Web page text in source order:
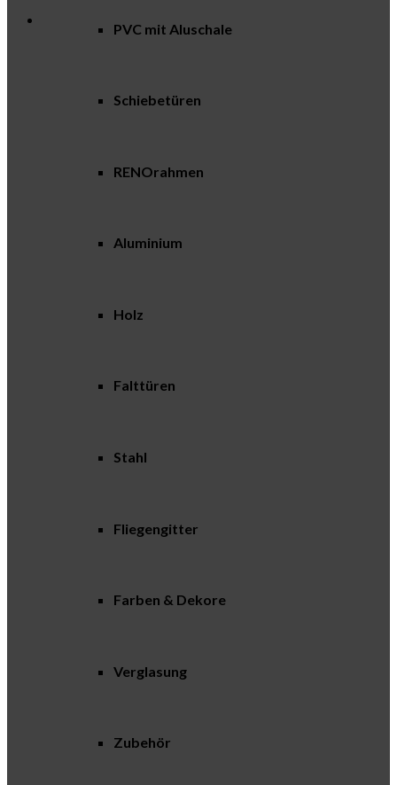
PVC mit Aluschale
Schiebetüren
RENOrahmen
Aluminium
Holz
Falttüren
Stahl
Fliegengitter
Farben & Dekore
Verglasung
Zubehör